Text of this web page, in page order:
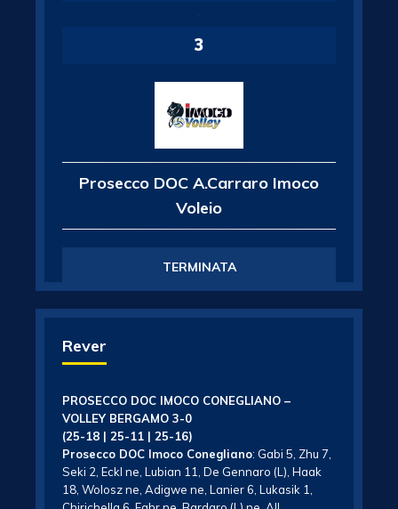
3
Prosecco DOC A.Carraro Imoco
Voleio
TERMINATA
Rever
PROSECCO DOC IMOCO CONEGLIANO –
VOLLEY BERGAMO 3-0
(25-18 | 25-11 | 25-16)
Prosecco DOC Imoco Conegliano: Gabi 5, Zhu 7,
Seki 2, Eckl ne, Lubian 11, De Gennaro (L), Haak
18, Wolosz ne, Adigwe ne, Lanier 6, Lukasik 1,